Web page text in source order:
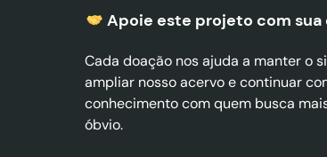
Apoie este projeto com sua
Cada doação nos ajuda a manter o
ampliar nosso acervo e continuar
conhecimento com quem busca
óbvio.